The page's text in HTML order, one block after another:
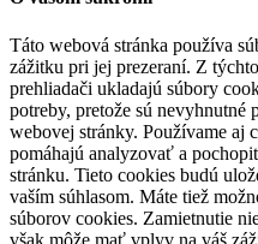
Táto webová stránka používa
zážitku pri jej prezeraní. Z
prehliadači ukladajú súbory
potreby, pretože sú
webovej stránky. Používame aj
pomáhajú analyzovať a
stránku. Tieto cookies budú
vaším súhlasom. Máte tiež
súborov cookies. Zamietnutie
však môže mať vplyv na váš